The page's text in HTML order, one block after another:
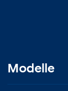
Modelle